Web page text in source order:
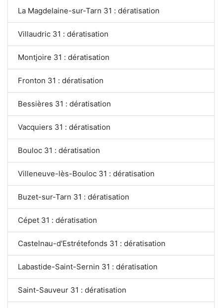
La Magdelaine-sur-Tarn 31 : dératisation
Villaudric 31 : dératisation
Montjoire 31 : dératisation
Fronton 31 : dératisation
Bessières 31 : dératisation
Vacquiers 31 : dératisation
Bouloc 31 : dératisation
Villeneuve-lès-Bouloc 31 : dératisation
Buzet-sur-Tarn 31 : dératisation
Cépet 31 : dératisation
Castelnau-d'Estrétefonds 31 : dératisation
Labastide-Saint-Sernin 31 : dératisation
Saint-Sauveur 31 : dératisation